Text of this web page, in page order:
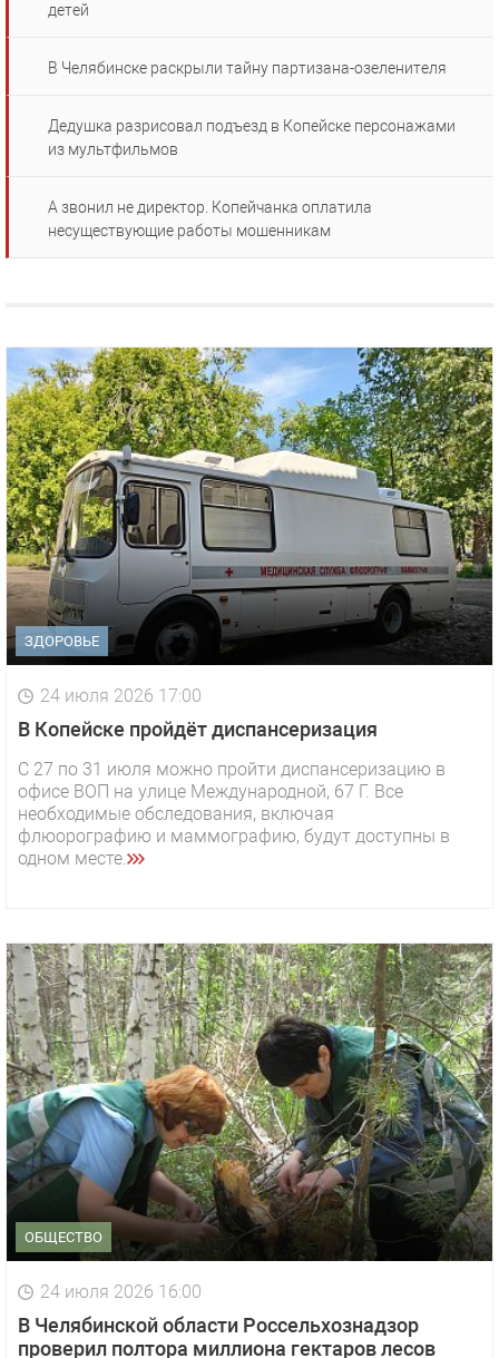
детей
В Челябинске раскрыли тайну партизана-озеленителя
Дедушка разрисовал подъезд в Копейске персонажами
из мультфильмов
А звонил не директор. Копейчанка оплатила
несуществующие работы мошенникам
ЗДОРОВЬЕ
24 июля 2026 17:00
В Копейске пройдёт диспансеризация
С 27 по 31 июля можно пройти диспансеризацию в
офисе ВОП на улице Международной, 67 Г. Все
необходимые обследования, включая
флюорографию и маммографию, будут доступны в
одном месте.
ОБЩЕСТВО
24 июля 2026 16:00
В Челябинской области Россельхознадзор
проверил полтора миллиона гектаров лесов